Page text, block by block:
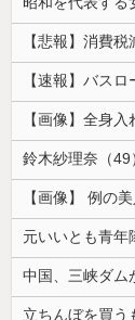
元いいとも青年
中国、三峡ダム